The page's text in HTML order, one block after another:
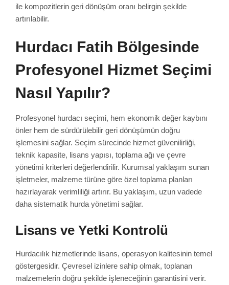
ile kompozitlerin geri dönüşüm oranı belirgin şekilde
artırılabilir.
Hurdacı Fatih Bölgesinde
Profesyonel Hizmet Seçimi
Nasıl Yapılır?
Profesyonel hurdacı seçimi, hem ekonomik değer kaybını
önler hem de sürdürülebilir geri dönüşümün doğru
işlemesini sağlar. Seçim sürecinde hizmet güvenilirliği,
teknik kapasite, lisans yapısı, toplama ağı ve çevre
yönetimi kriterleri değerlendirilir. Kurumsal yaklaşım sunan
işletmeler, malzeme türüne göre özel toplama planları
hazırlayarak verimliliği artırır. Bu yaklaşım, uzun vadede
daha sistematik hurda yönetimi sağlar.
Lisans ve Yetki Kontrolü
Hurdacılık hizmetlerinde lisans, operasyon kalitesinin temel
göstergesidir. Çevresel izinlere sahip olmak, toplanan
malzemelerin doğru şekilde işleneceğinin garantisini verir.